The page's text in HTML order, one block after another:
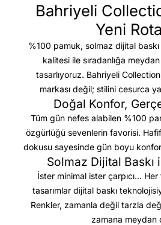
Bahriyeli
Yeni
%100 pamuk, solmaz dijital
kalitesi ile sıradanlığa
tasarlıyoruz. Bahriyeli
markası değil; stilini cesurca
Doğal Konfor,
Tüm gün nefes alabilen %100
özgürlüğü sevenlerin favorisi. Hafif
dokusu sayesinde gün boyu
Solmaz Dijital Baskı
İster minimal ister çarpıcı…
tasarımlar dijital baskı
Renkler, zamanla değil tarzla
zamana meydan